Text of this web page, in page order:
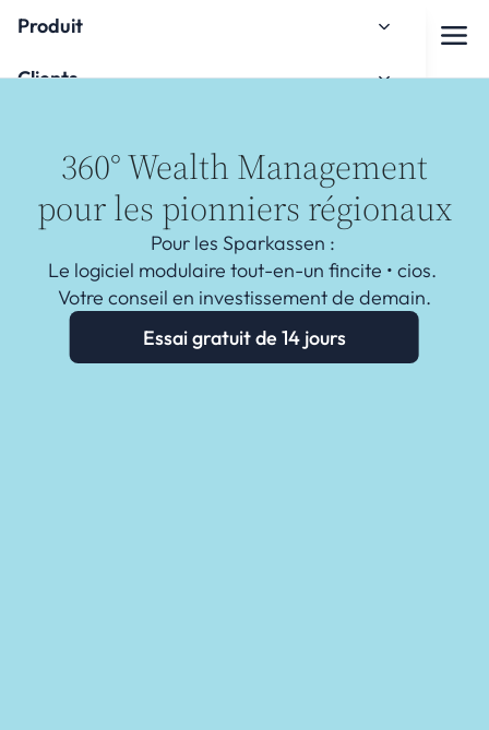
Produit
Clients
Espace de connaissances
Intégration
360° Wealth Management
pour les pionniers régionaux
Pour les Sparkassen :
Le logiciel modulaire tout-en-un fincite • cios.
Votre conseil en investissement de demain.
Essai gratuit de 14 jours